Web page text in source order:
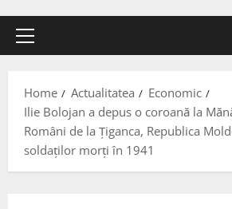
Primary
Home Actualitatea
Economic
Ilie Bolojan a depus o coroană la
Români de la Ţiganca, Republica
soldaţilor morţi în 1941